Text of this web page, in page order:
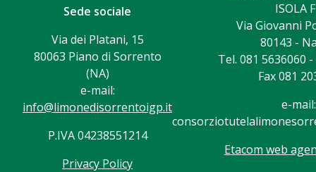
Sede sociale
Via dei Platani, 15
80063 Piano di Sorrento
(NA)
e-mail:
info@limonedisorrentoigp.it
P.IVA 04238551214
Privacy Policy
ISOLA
Via Giovanni
80143 -
Tel. 081 5636060
Fax 081
e-mail:
Etacom web